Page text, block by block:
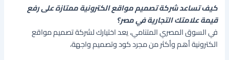
كيف تساعد شركة تصميم مواقع الكترونية ممتازة على رفع
قيمة علامتك التجارية في مصر؟
في السوق المصري المتنامي، يعد اختيارك لشركة تصميم مواقع
الكترونية أهم وأكثر من مجرد كود وتصميم واجهة،